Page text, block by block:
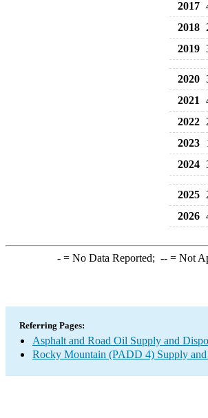
2017
2018
2019
2020
2021
2022
2023
2024
2025
2026
-= No Data Reported; --= Not
Referring Pages:
Asphalt and Road Oil Supply and
Rocky Mountain (PADD 4) Supply